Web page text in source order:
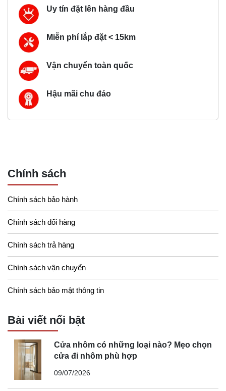
Uy tín đặt lên hàng đầu
Miễn phí lắp đặt < 15km
Vận chuyển toàn quốc
Hậu mãi chu đáo
Chính sách
Chính sách bảo hành
Chính sách đổi hàng
Chính sách trả hàng
Chính sách vận chuyển
Chính sách bảo mật thông tin
Bài viết nổi bật
Cửa nhôm có những loại nào? Mẹo chọn
cửa đi nhôm phù hợp
09/07/2026